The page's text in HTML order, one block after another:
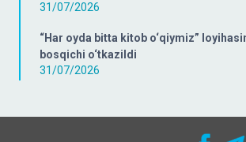
31/07/2026
“Har oyda bitta kitob o‘qiymiz”
bosqichi o‘tkazildi
31/07/2026